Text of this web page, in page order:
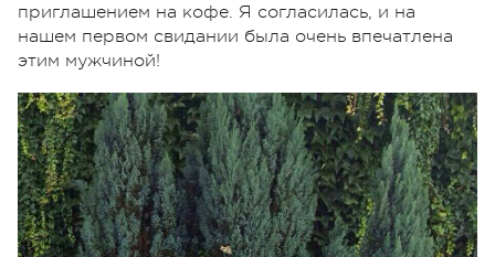
приглашением на кофе. Я согласилась, и на
нашем первом свидании была очень впечатлена
этим мужчиной!